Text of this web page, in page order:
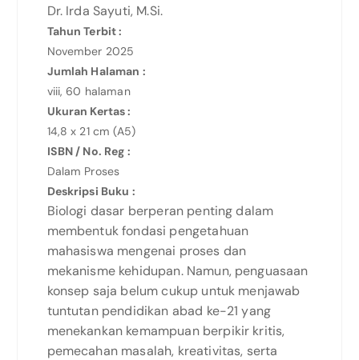
Dr. Irda Sayuti, M.Si.
Tahun Terbit :
November 2025
Jumlah Halaman :
viii, 60 halaman
Ukuran Kertas :
14,8 x 21 cm (A5)
ISBN / No. Reg :
Dalam Proses
Deskripsi Buku :
Biologi dasar berperan penting dalam
membentuk fondasi pengetahuan
mahasiswa mengenai proses dan
mekanisme kehidupan. Namun, penguasaan
konsep saja belum cukup untuk menjawab
tuntutan pendidikan abad ke-21 yang
menekankan kemampuan berpikir kritis,
pemecahan masalah, kreativitas, serta